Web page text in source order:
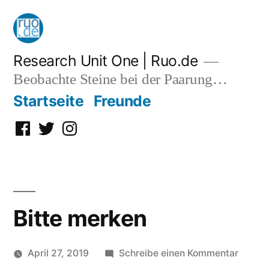
Zum
Inhalt
springen
Research Unit One | Ruo.de
Beobachte Steine bei der Paarung…
Startseite Freunde
Facebook
TwitterInstagram
Bitte merken
April 27, 2019 Schreibe einen Kommentarzu